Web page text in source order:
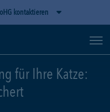
kontaktieren
für Ihre Katze: